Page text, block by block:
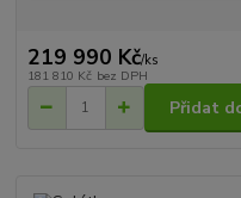
219 990 Kč/ks
181 810 Kč bez DPH
Přidat